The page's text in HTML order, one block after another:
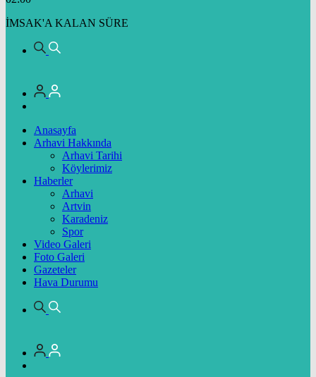
İMSAK'A KALAN SÜRE
Anasayfa
Arhavi Hakkında
Arhavi Tarihi
Köylerimiz
Haberler
Arhavi
Artvin
Karadeniz
Spor
Video Galeri
Foto Galeri
Gazeteler
Hava Durumu